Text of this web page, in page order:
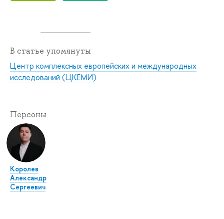
В статье упомянуты
Центр комплексных европейских и международных
исследований (ЦКЕМИ)
Персоны
Королев
Александр
Сергеевич